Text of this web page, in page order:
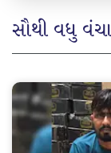
સૌથી વધુ